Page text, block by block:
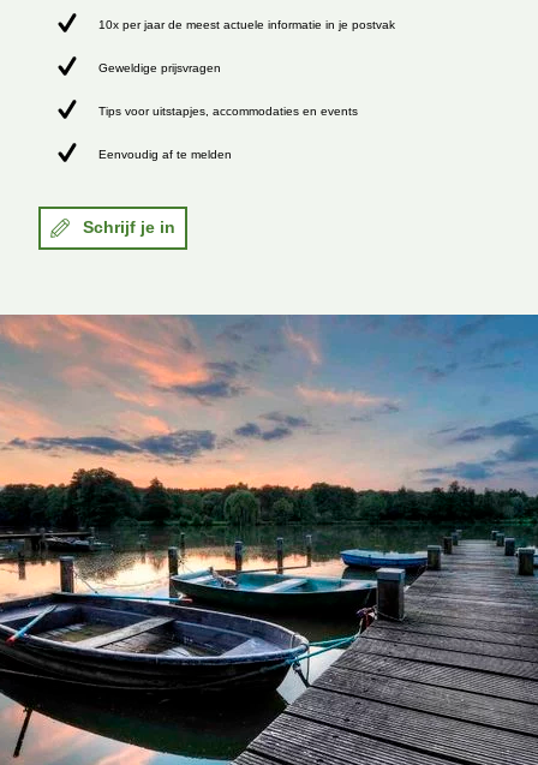
10x per jaar de meest actuele informatie in je postvak
Geweldige prijsvragen
Tips voor uitstapjes, accommodaties en events
Eenvoudig af te melden
Schrijf je in